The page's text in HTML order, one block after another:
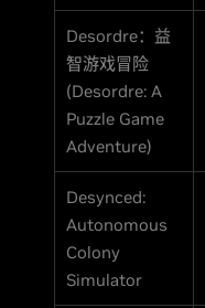
Desordre：益
智游戏冒险
(Desordre: A
Puzzle Game
Adventure)
Desynced:
Autonomous
Colony
Simulator